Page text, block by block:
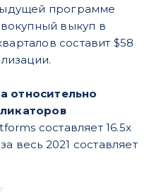
программе
выкуп в
составит $58
относительно
составляет 16.5х
весь 2021 составляет